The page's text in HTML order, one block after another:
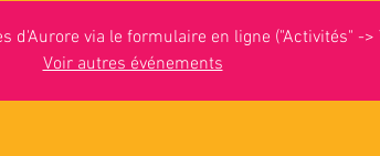
d'Aurore via le formulaire en ligne ("Activités" ->
Voir autres événements